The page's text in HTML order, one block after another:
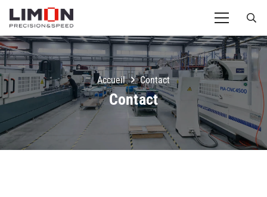
Accueil Contact
Contact